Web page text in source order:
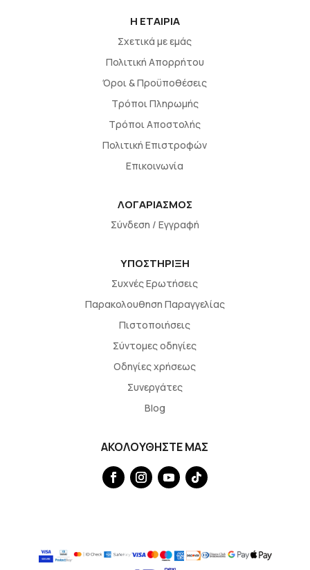
H EΤΑΙΡΙΑ
Σχετικά με εμάς
Πολιτική Απορρήτου
Όροι & Προϋποθέσεις
Τρόποι Πληρωμής
Τρόποι Αποστολής
Πολιτική Επιστροφών
Επικοινωνία
ΛΟΓΑΡΙΑΣΜΟΣ
Σύνδεση / Εγγραφή
ΥΠΟΣΤΗΡΙΞΗ
Συχνές Ερωτήσεις
Παρακολουθηση Παραγγελίας
Πιστοποιήσεις
Σύντομες οδηγίες
Οδηγίες χρήσεως
Συνεργάτες
Blog
ΑΚΟΛΟΥΘΗΣΤΕ ΜΑΣ